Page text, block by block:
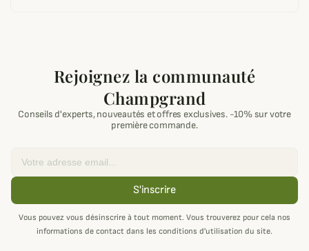
Rejoignez la communauté
Champgrand
Conseils d'experts, nouveautés et offres exclusives. -10% sur votre
première commande.
S'inscrire
Vous pouvez vous désinscrire à tout moment. Vous trouverez pour cela nos
informations de contact dans les conditions d'utilisation du site.